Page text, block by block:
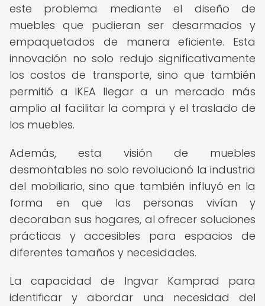
este problema mediante el diseño de
muebles que pudieran ser desarmados y
empaquetados de manera eficiente. Esta
innovación no solo redujo significativamente
los costos de transporte, sino que también
permitió a IKEA llegar a un mercado más
amplio al facilitar la compra y el traslado de
los muebles.
Además, esta visión de muebles
desmontables no solo revolucionó la industria
del mobiliario, sino que también influyó en la
forma en que las personas vivían y
decoraban sus hogares, al ofrecer soluciones
prácticas y accesibles para espacios de
diferentes tamaños y necesidades.
La capacidad de Ingvar Kamprad para
identificar y abordar una necesidad del